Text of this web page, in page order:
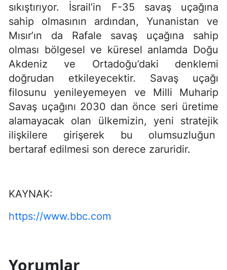
sıkıştırıyor. İsrail’in F-35 savaş uçağına
sahip olmasının ardından, Yunanistan ve
Mısır’ın da Rafale savaş uçağına sahip
olması bölgesel ve küresel anlamda Doğu
Akdeniz ve Ortadoğu’daki denklemi
doğrudan etkileyecektir. Savaş uçağı
filosunu yenileyemeyen ve Milli Muharip
Savaş uçağını 2030 dan önce seri üretime
alamayacak olan ülkemizin, yeni stratejik
ilişkilere girişerek bu olumsuzluğun
bertaraf edilmesi son derece zaruridir.
KAYNAK:
https://www.bbc.com
Yorumlar